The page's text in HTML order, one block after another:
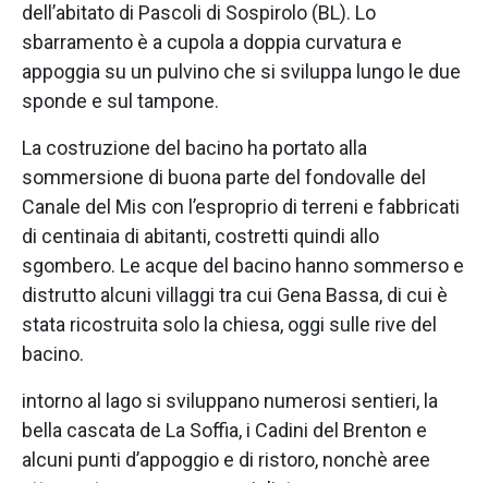
dell’abitato di Pascoli di Sospirolo (BL). Lo
sbarramento è a cupola a doppia curvatura e
appoggia su un pulvino che si sviluppa lungo le due
sponde e sul tampone.
La costruzione del bacino ha portato alla
sommersione di buona parte del fondovalle del
Canale del Mis con l’esproprio di terreni e fabbricati
di centinaia di abitanti, costretti quindi allo
sgombero. Le acque del bacino hanno sommerso e
distrutto alcuni villaggi tra cui Gena Bassa, di cui è
stata ricostruita solo la chiesa, oggi sulle rive del
bacino.
intorno al lago si sviluppano numerosi sentieri, la
bella cascata de La Soffia, i Cadini del Brenton e
alcuni punti d’appoggio e di ristoro, nonchè aree